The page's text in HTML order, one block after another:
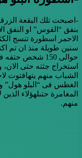
-اصبحت تلك البقعة
بنفق “القوس” او النفق
الاحمر اسطورة تنسج
حوالى 150 شخص
استخراج جثته حتى
الشباب منهم يتهافتوت
الغطس فى “البلو
المغامرة حتىلهؤلاء
منهم.